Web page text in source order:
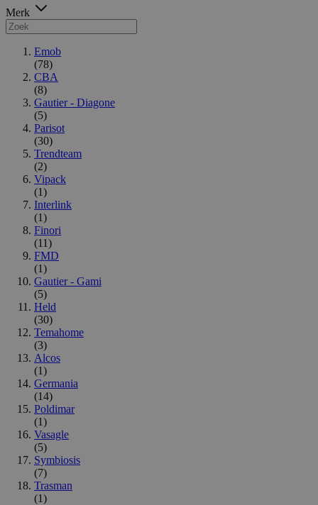
Merk
Emob
(78)
CBA
(8)
Gautier - Diagone
(5)
Parisot
(30)
Trendteam
(2)
Vipack
(1)
Interlink
(1)
Finori
(11)
FMD
(1)
Gautier - Gami
(5)
Held
(30)
Temahome
(3)
Alcos
(1)
Germania
(14)
Poldimar
(1)
Vasagle
(5)
Symbiosis
(7)
Trasman
(1)